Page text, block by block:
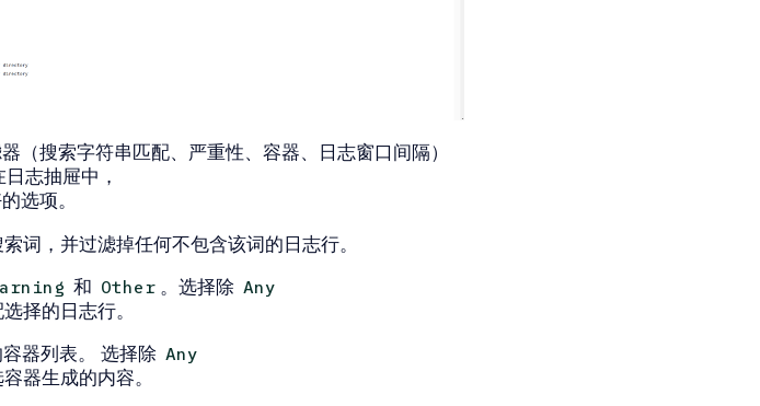
（搜索字符串匹配、严重性、容器、日志窗口间隔）
志抽屉中，
选项。
词，并过滤掉任何不包含该词的日志行。
和 Other 。选择除 Any
择的日志行。
器列表。 选择除 Any
器生成的内容。